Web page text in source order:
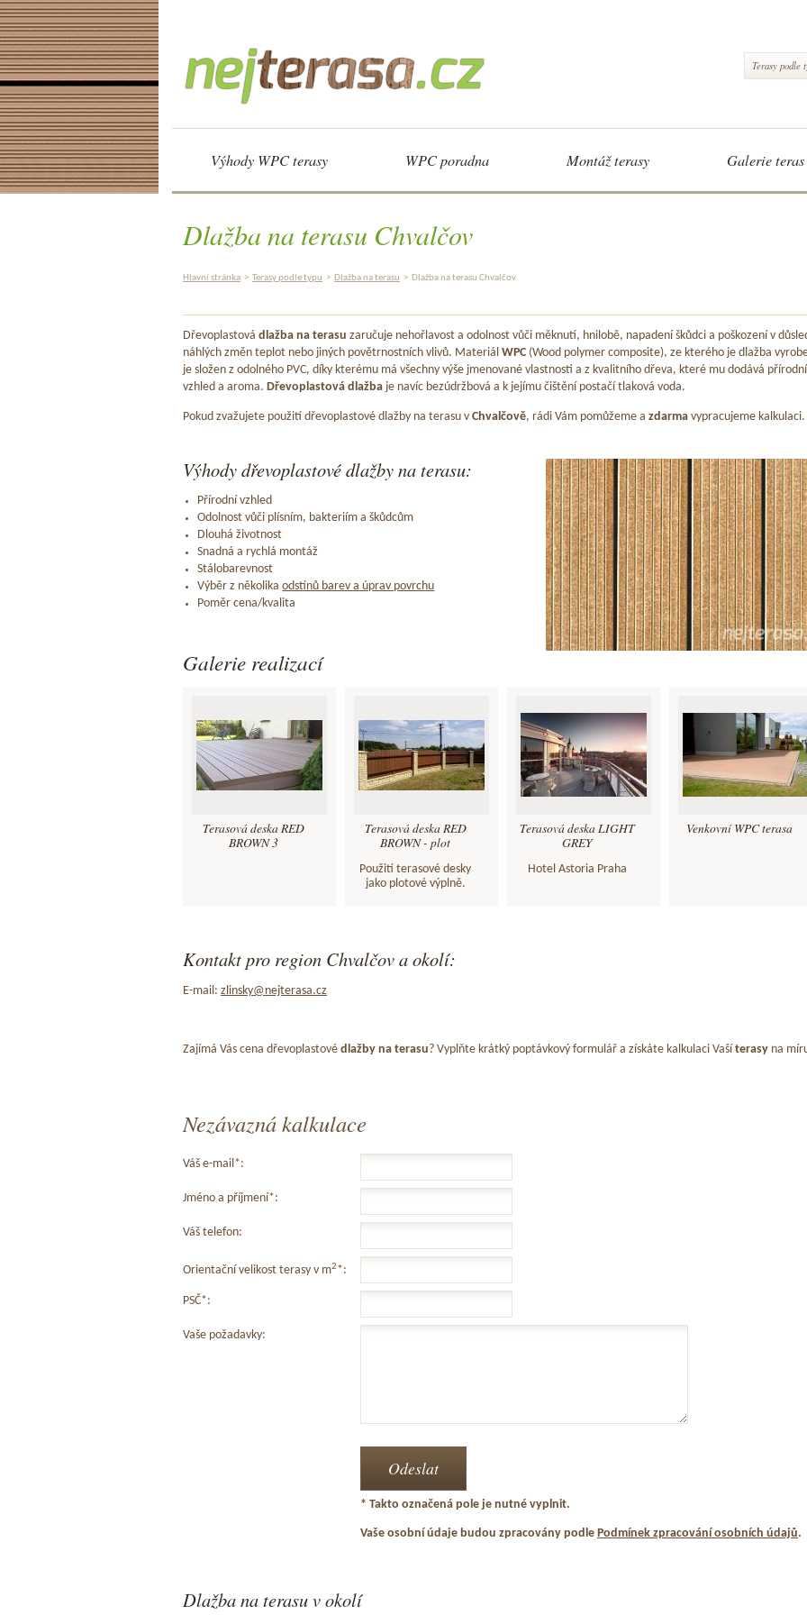
Terasy podle
Výhody WPC terasy WPC poradna Montáž terasy Galerie teras
Dlažba na terasu Chvalčov
Hlavní stránka > Terasy podle typu > Dlažba na terasu > Dlažba na terasu Chvalčov
Dřevoplastová dlažba na terasu zaručuje nehořlavost a odolnost vůči měknutí, hnilobě, napadení škůdci a poškození v
náhlých změn teplot nebo jiných povětrnostních vlivů. Materiál WPC (Wood polymer composite), ze kterého je dlažba
je složen z odolného PVC, díky kterému má všechny výše jmenované vlastnosti a z kvalitního dřeva, které mu dodává přírodní
vzhled a aroma. Dřevoplastová dlažba je navíc bezúdržbová a k jejímu čištění postačí tlaková voda.
Pokud zvažujete použití dřevoplastové dlažby na terasu v Chvalčově, rádi Vám pomůžeme a zdarma vypracujeme kalkulaci.
Výhody dřevoplastové dlažby na terasu:
Přírodní vzhled
Odolnost vůči plísním, bakteriím a škůdcům
Dlouhá životnost
Snadná a rychlá montáž
Stálobarevnost
Výběr z několikaodstínů barev a úprav povrchu
Poměr cena/kvalita
Galerie realizací
Terasová deska RED
BROWN 3
Terasová deska RED
BROWN - plot
Použití terasové desky
jako plotové výplně.
Terasová deska LIGHT
GREY
Hotel Astoria Praha
Venkovní WPC terasa
Kontakt pro region Chvalčov a okolí:
E-mail: zlinsky@nejterasa.cz
Zajímá Vás cena dřevoplastové dlažby na terasu ? Vyplňte krátký poptávkový formulář a získáte kalkulaci Vaší terasy na
Nezávazná kalkulace
Váš e-mail*:
Jméno a příjmení*:
Váš telefon:
Orientační velikost terasy v m2*:
PSČ*:
Vaše požadavky:
* Takto označená pole je nutné vyplnit.
Vaše osobní údaje budou zpracovány podle Podmínek zpracování osobních údajů.
Dlažba na terasu v okolí